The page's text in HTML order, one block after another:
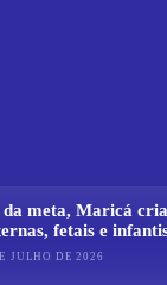
meta, Maricá
fetais e
JULHO DE 2026